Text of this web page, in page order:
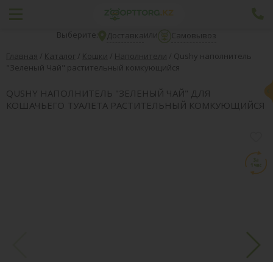
Выберите: Доставкаили
Самовывоз
Главная / Каталог / Кошки / Наполнители / Qushy наполнитель
"Зеленый Чай" растительный комкующийся
QUSHY НАПОЛНИТЕЛЬ "ЗЕЛЕНЫЙ ЧАЙ" ДЛЯ
КОШАЧЬЕГО ТУАЛЕТА РАСТИТЕЛЬНЫЙ КОМКУЮЩИЙСЯ